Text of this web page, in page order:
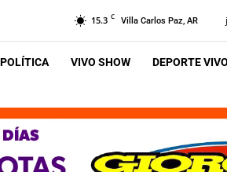
15.3 C Villa Carlos Paz, AR
POLÍTICA VIVO SHOW DEPORTE VIVO